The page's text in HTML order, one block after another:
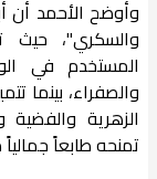
وأوضح الأحمد أن
والسكري"، حيث
المستخدم في
والصفراء، بينما
الزهرية والفضية
تمنحه طابعاً